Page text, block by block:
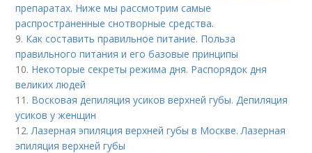
препаратах. Ниже мы рассмотрим самые
распространенные снотворные средства.
9. Как составить правильное питание. Польза
правильного питания и его базовые принципы
10. Некоторые секреты режима дня. Распорядок дня
великих людей
11. Восковая депиляция усиков верхней губы. Депиляция
усиков у женщин
12.Лазерная эпиляция верхней губы в Москве. Лазерная
эпиляция верхней губы